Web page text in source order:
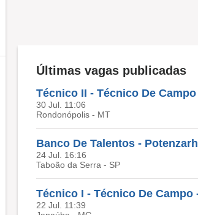
Últimas vagas publicadas
30 Jul. 11:06
Rondonópolis - MT
Banco De Talentos - Potenzarh
24 Jul. 16:16
Taboão da Serra - SP
22 Jul. 11:39